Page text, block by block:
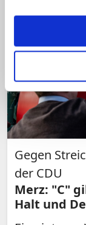
Gegen
der CDU
Merz: "C"
Halt und